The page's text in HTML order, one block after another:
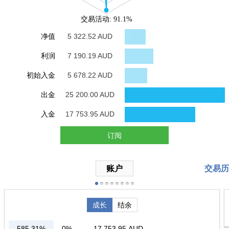
交易活动: 91.1%
净值 5 322.52 AUD
利润 7 190.19 AUD
初始入金 5 678.22 AUD
出金 25 200.00 AUD
入金 17 753.95 AUD
订阅
账户 交易
成长 结余